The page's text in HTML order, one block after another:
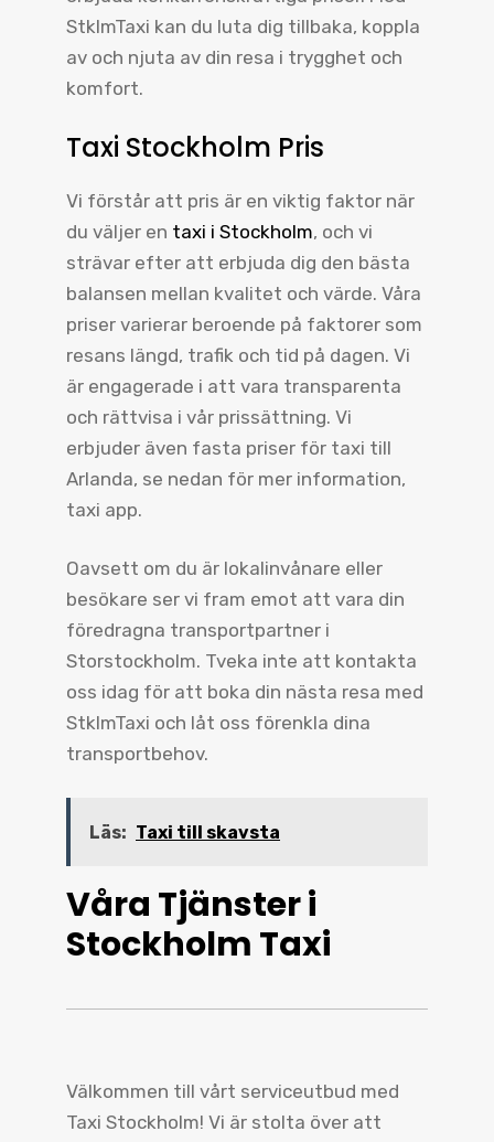
StklmTaxi kan du luta dig tillbaka, koppla
av och njuta av din resa i trygghet och
komfort.
Taxi Stockholm Pris
Vi förstår att pris är en viktig faktor när
du väljer en taxi i Stockholm, och vi
strävar efter att erbjuda dig den bästa
balansen mellan kvalitet och värde. Våra
priser varierar beroende på faktorer som
resans längd, trafik och tid på dagen. Vi
är engagerade i att vara transparenta
och rättvisa i vår prissättning. Vi
erbjuder även fasta priser för taxi till
Arlanda, se nedan för mer information,
taxi app.
Oavsett om du är lokalinvånare eller
besökare ser vi fram emot att vara din
föredragna transportpartner i
Storstockholm. Tveka inte att kontakta
oss idag för att boka din nästa resa med
StklmTaxi och låt oss förenkla dina
transportbehov.
Läs: Taxi till skavsta
Våra Tjänster i
Stockholm Taxi
Välkommen till vårt serviceutbud med
Taxi Stockholm! Vi är stolta över att